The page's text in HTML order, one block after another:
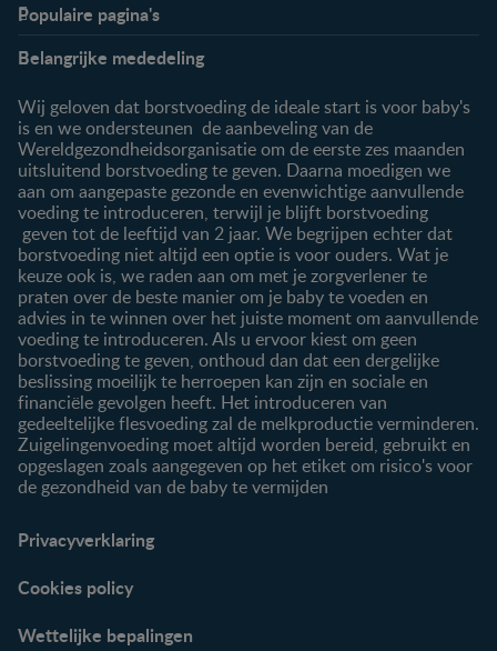
Populaire pagina's
Veelgestelde vragen
Over ons
Contact
Inloggen / inschrijven
Producten
Onze producten
Belangrijke mededeling
Wij geloven dat borstvoeding de ideale start is voor baby's
is en we ondersteunen de aanbeveling van de
Wereldgezondheidsorganisatie om de eerste zes maanden
uitsluitend borstvoeding te geven. Daarna moedigen we
aan om aangepaste gezonde en evenwichtige aanvullende
voeding te introduceren, terwijl je blijft borstvoeding
geven tot de leeftijd van 2 jaar. We begrijpen echter dat
borstvoeding niet altijd een optie is voor ouders. Wat je
keuze ook is, we raden aan om met je zorgverlener te
praten over de beste manier om je baby te voeden en
advies in te winnen over het juiste moment om aanvullende
voeding te introduceren. Als u ervoor kiest om geen
borstvoeding te geven, onthoud dan dat een dergelijke
beslissing moeilijk te herroepen kan zijn en sociale en
financiële gevolgen heeft. Het introduceren van
gedeeltelijke flesvoeding zal de melkproductie verminderen.
Zuigelingenvoeding moet altijd worden bereid, gebruikt en
opgeslagen zoals aangegeven op het etiket om risico's voor
de gezondheid van de baby te vermijden
Privacyverklaring
Cookies policy
Wettelijke bepalingen